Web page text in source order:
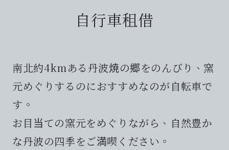
自行車租借
​​南北約4kmある丹波焼の郷をのんびり、窯
元めぐりするのにおすすめなのが自転車で
す。​
お目当ての窯元をめぐりながら、自然豊か
な丹波の四季をご満喫ください。​